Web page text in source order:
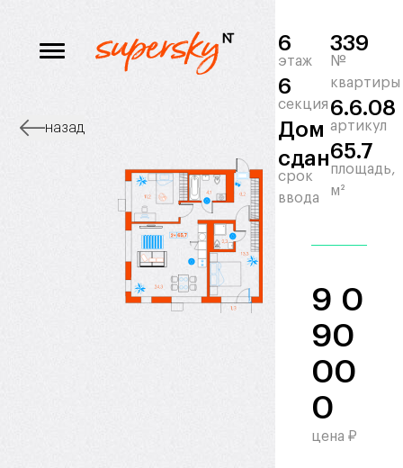
назад
6
этаж
6
секция
Дом
сдан
срок
ввода
339
№
квартиры
6.6.08
артикул
65.7
площадь,
м²
9 0
90
00
0
цена ₽